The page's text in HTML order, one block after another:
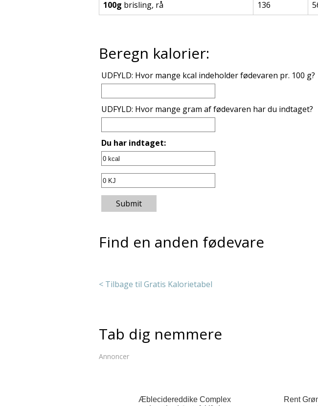
100g brisling, rå 136
Beregn kalorier:
UDFYLD: Hvor mange kcal indeholder fødevaren pr. 100 g?
UDFYLD: Hvor mange gram af fødevaren har du indtaget?
Du har indtaget:
Submit
Find en anden fødevare
< Tilbage til Gratis Kalorietabel
Tab dig nemmere
Annoncer
Æblecidereddike Complex
Rent